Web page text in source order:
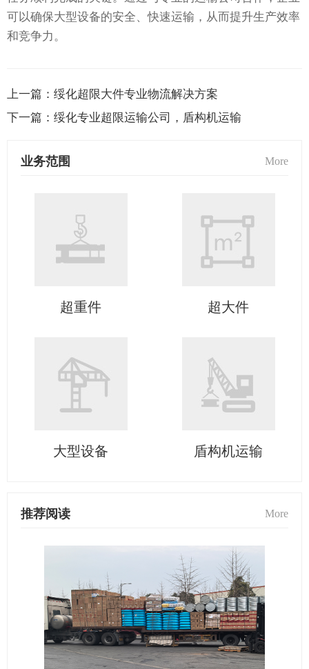
可以确保大型设备的安全、快速运输，从而提升生产效率
和竞争力。
上一篇： 绥化超限大件专业物流解决方案
下一篇： 绥化专业超限运输公司，盾构机运输
业务范围 More
超重件 超大件
大型设备 盾构机运输
推荐阅读 More